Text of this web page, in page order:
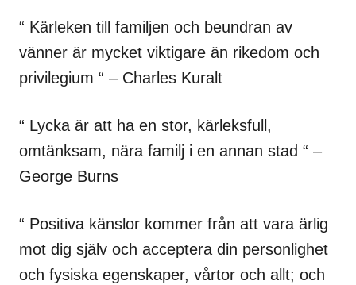
“ Kärleken till familjen och beundran av
vänner är mycket viktigare än rikedom och
privilegium “ – Charles Kuralt
“ Lycka är att ha en stor, kärleksfull,
omtänksam, nära familj i en annan stad “ –
George Burns
“ Positiva känslor kommer från att vara ärlig
mot dig själv och acceptera din personlighet
och fysiska egenskaper, vårtor och allt; och